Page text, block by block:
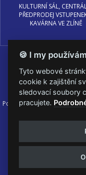
KULTURNÍ SÁL,
PŘEDPRODEJ
KAVÁRNA VE ZLÍNĚ
Podmínky užití 🍪 Změnit
Web s
k
🍪 I my
Tyto webové
cookie k zajištění
sledovací soubory
pracujete.